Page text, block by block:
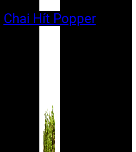
Chai Hít Popper